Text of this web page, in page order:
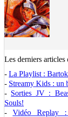
Les derniers articles
- La Playlist :
- Streamy Kids : un
- Sorties JV :
Souls!
- Vidéo Replay